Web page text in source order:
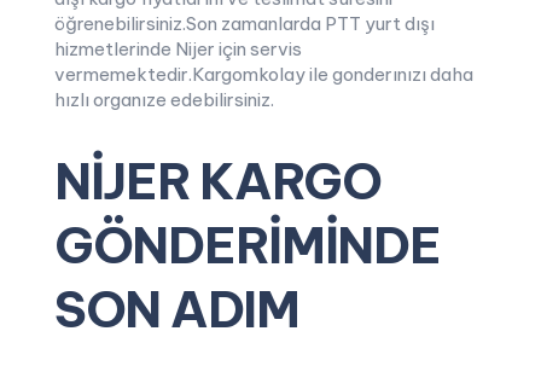
öğrenebilirsiniz.Son zamanlarda PTT yurt dışı
hizmetlerinde Nijer için servis
vermemektedir.Kargomkolay ile gonderınızı daha
hızlı organıze edebilirsiniz.
NİJER KARGO
GÖNDERİMİNDE
SON ADIM